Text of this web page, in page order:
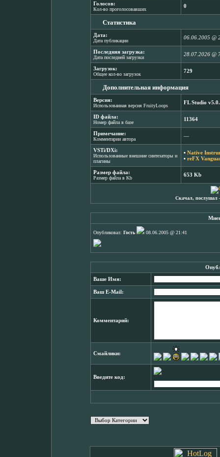
Голосов:
Кол-во проголосовавших
0
Статистика
Дата:
Дата публикации
06.06.2005 @
Последняя загрузка:
Дата последней загрузки
28.07.2026 @
Загрузок:
Общее кол-во загрузок
729
Дополнительная информация
Версия:
Использованная версия FruityLoops
FL Studio
ID файла:
Номер файла в базе
11364
Примечание:
Комментарии автора
―
VSTi/DXi:
Использованные внешние синтезаторы и
плагины
▪ Native
▪ reFX
Размер файла:
Размер файла в Kb
653 Kb
Скачал, послушал
Опубликовал: Гость 08.06.2005 @ 21:41
Ваше Имя:
Ваш E-Mail:
Комментарий:
Смайлики:
Введите код: